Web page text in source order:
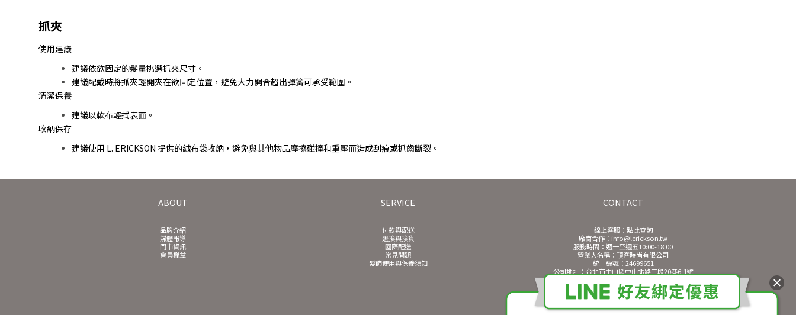
抓夾
使用建議
建議依欲固定的髮量挑選抓夾尺寸。
建議配戴時將抓夾輕開夾在欲固定位置，避免大力開合超出彈簧可承受範圍。
清潔保養
建議以軟布輕拭表面。
收納保存
建議使用 L. ERICKSON 提供的絨布袋收納，避免與其他物品摩擦碰撞和重壓而造成刮痕或抓齒斷裂。
ABOUT
品牌介紹
媒體報導
門市資訊
會員權益
SERVICE
付款與配送
退換與換貨
國際配送
常見問題
髮飾使用與保養須知
CONTACT
線上客服： 點此查詢
廠商合作：info@lerickson.tw
服務時間：週一至週五10:00-18:00
營業人名稱：頂客時尚有限公司
統一編號：24699651
公司地址：台北市中山區中山北路二段20巷6-1號